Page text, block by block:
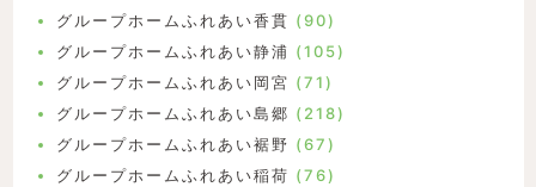
グループホームふれあい香貫 (90)
グループホームふれあい静浦 (105)
グループホームふれあい岡宮 (71)
グループホームふれあい島郷 (218)
グループホームふれあい裾野 (67)
グループホームふれあい稲荷 (76)